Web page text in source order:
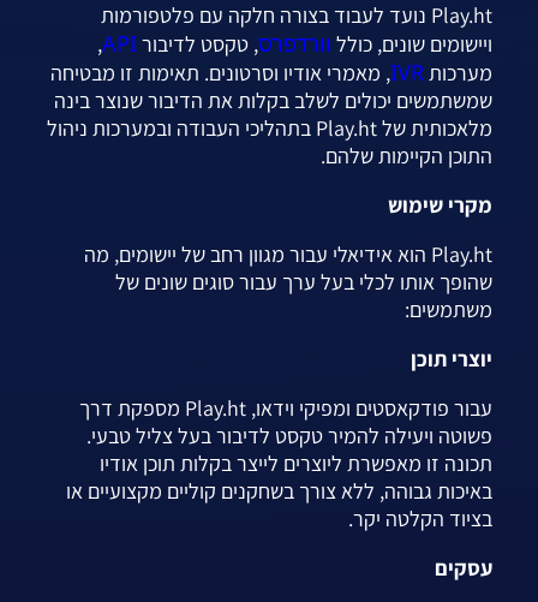
Play.ht נועד לעבוד בצורה חלקה עם פלטפורמות
ויישומים שונים, כולל וורדפרס, טקסט לדיבורAPI
,
מערכותIVR, מאמרי אודיו וסרטונים. תאימות זו מבטיחה
שמשתמשים יכולים לשלב בקלות את הדיבור שנוצר בינה
מלאכותית של Play.ht בתהליכי העבודה ובמערכות ניהול
התוכן הקיימות שלהם.
מקרי שימוש
Play.ht הוא אידיאלי עבור מגוון רחב של יישומים, מה
שהופך אותו לכלי בעל ערך עבור סוגים שונים של
משתמשים:
יוצרי תוכן
עבור פודקאסטים ומפיקי וידאו, Play.ht מספקת דרך
פשוטה ויעילה להמיר טקסט לדיבור בעל צליל טבעי.
תכונה זו מאפשרת ליוצרים לייצר בקלות תוכן אודיו
באיכות גבוהה, ללא צורך בשחקנים קוליים מקצועיים או
בציוד הקלטה יקר.
עסקים